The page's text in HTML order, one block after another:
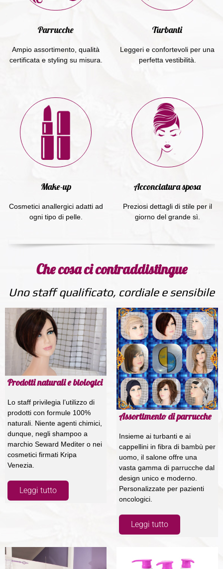
Parrucche
Ampio assortimento, qualità
certificata e styling su misura.
Turbanti
Leggeri e confortevoli per una
perfetta vestibilità.
Make-up
Cosmetici anallergici adatti ad
ogni tipo di pelle.
Acconciatura sposa
Preziosi dettagli di stile per il
giorno del grande sì.
Che cosa ci contraddistingue
Uno staff qualificato, cordiale e sensibile
Prodotti naturali e biologici
Lo staff privilegia l’utilizzo di
prodotti con formule 100%
naturali. Niente agenti chimici,
dunque, negli shampoo a
marchio Seward Mediter o nei
cosmetici firmati Kripa
Venezia.
Leggi tutto
Assortimento di parrucche
Insieme ai turbanti e ai
cappellini in fibra di bambù per
uomo, il salone offre una
vasta gamma di parrucche dal
design unico e moderno.
Personalizzate per pazienti
oncologici.
Leggi tutto